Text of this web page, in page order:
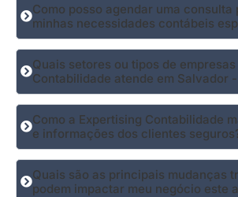
Como posso agendar uma consulta
minhas necessidades contábeis
Quais setores ou tipos de
Contabilidade atende em Salvador -
Como a Expertising Contabilidade
e informações dos clientes
Quais são as principais mudanças
podem impactar meu negócio este